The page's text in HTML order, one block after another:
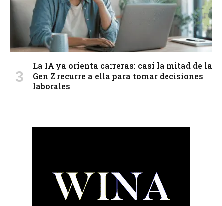
La IA ya orienta carreras: casi la mitad de la
Gen Z recurre a ella para tomar decisiones
laborales